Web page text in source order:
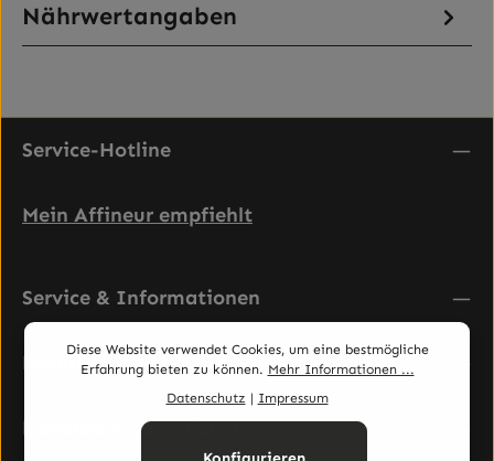
Nährwertangaben
Service-Hotline
Mein Affineur empfiehlt
Service & Informationen
Rechtliches
Newsletter abonnieren
Diese Website verwendet Cookies, um eine bestmögliche
Erfahrung bieten zu können. Mehr Informationen ...
Datenschutz | Impressum